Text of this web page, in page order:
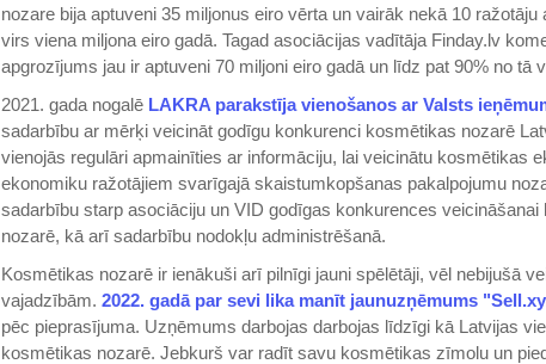
nozare bija aptuveni 35 miljonus eiro vērta un vairāk nekā 10
virs viena miljona eiro gadā. Tagad asociācijas vadītāja Finday.lv
apgrozījums jau ir aptuveni 70 miljoni eiro gadā un līdz pat 90% no tā
2021. gada nogalē LAKRA parakstīja vienošanos ar Valsts
sadarbību ar mērķi veicināt godīgu konkurenci kosmētikas nozarē
vienojās regulāri apmainīties ar informāciju, lai veicinātu kosmētikas
ekonomiku ražotājiem svarīgajā skaistumkopšanas pakalpojumu
sadarbību starp asociāciju un VID godīgas konkurences
nozarē, kā arī sadarbību nodokļu administrēšanā.
Kosmētikas nozarē ir ienākuši arī pilnīgi jauni spēlētāji, vēl nebijušā
vajadzībām. 2022. gadā par sevi lika manīt jaunuzņēmums
pēc pieprasījuma. Uzņēmums darbojas darbojas līdzīgi kā Latvijas
kosmētikas nozarē. Jebkurš var radīt savu kosmētikas zīmolu un